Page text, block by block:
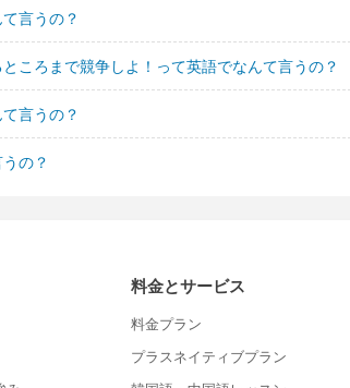
言うの？
ころまで競争しよ！って英語でなんて言うの？
言うの？
の？
料金とサービス
料金プラン
プラスネイティブプラン